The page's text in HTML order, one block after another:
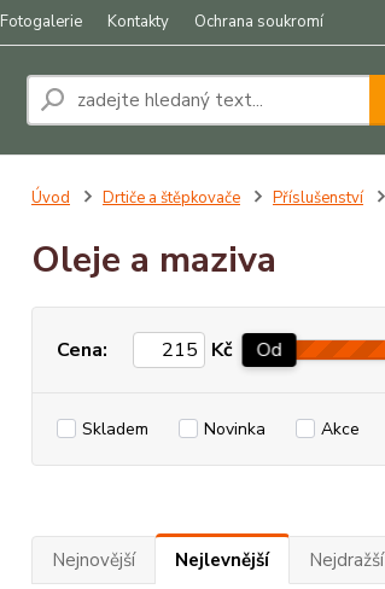
Fotogalerie Kontakty Ochrana soukromí
Úvod Drtiče a štěpkovače Příslušenství
Oleje a maziva
Cena: Kč Od
Skladem Novinka Akce
Nejnovější Nejlevnější Nejdražší